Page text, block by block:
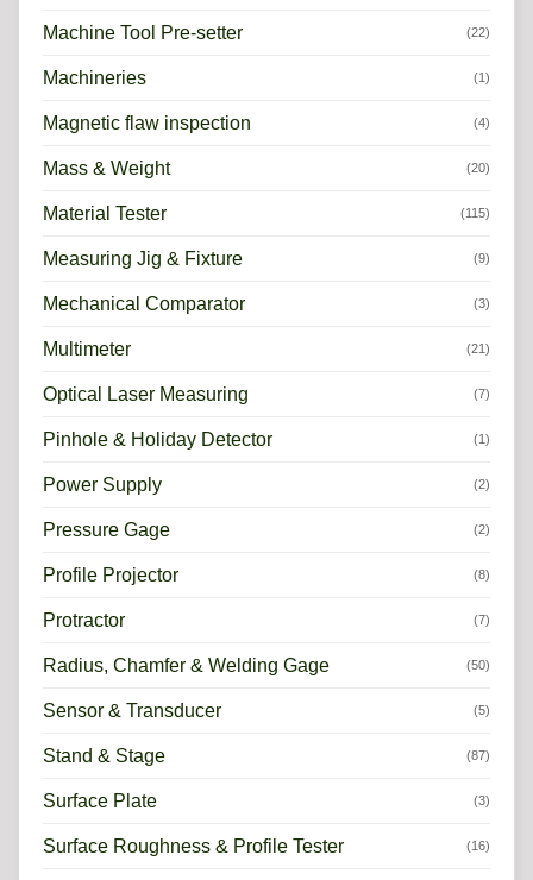
Machine Tool Pre-setter (22)
Machineries (1)
Magnetic flaw inspection (4)
Mass & Weight (20)
Material Tester (115)
Measuring Jig & Fixture (9)
Mechanical Comparator (3)
Multimeter (21)
Optical Laser Measuring (7)
Pinhole & Holiday Detector (1)
Power Supply (2)
Pressure Gage (2)
Profile Projector (8)
Protractor (7)
Radius, Chamfer & Welding Gage (50)
Sensor & Transducer (5)
Stand & Stage (87)
Surface Plate (3)
Surface Roughness & Profile Tester (16)